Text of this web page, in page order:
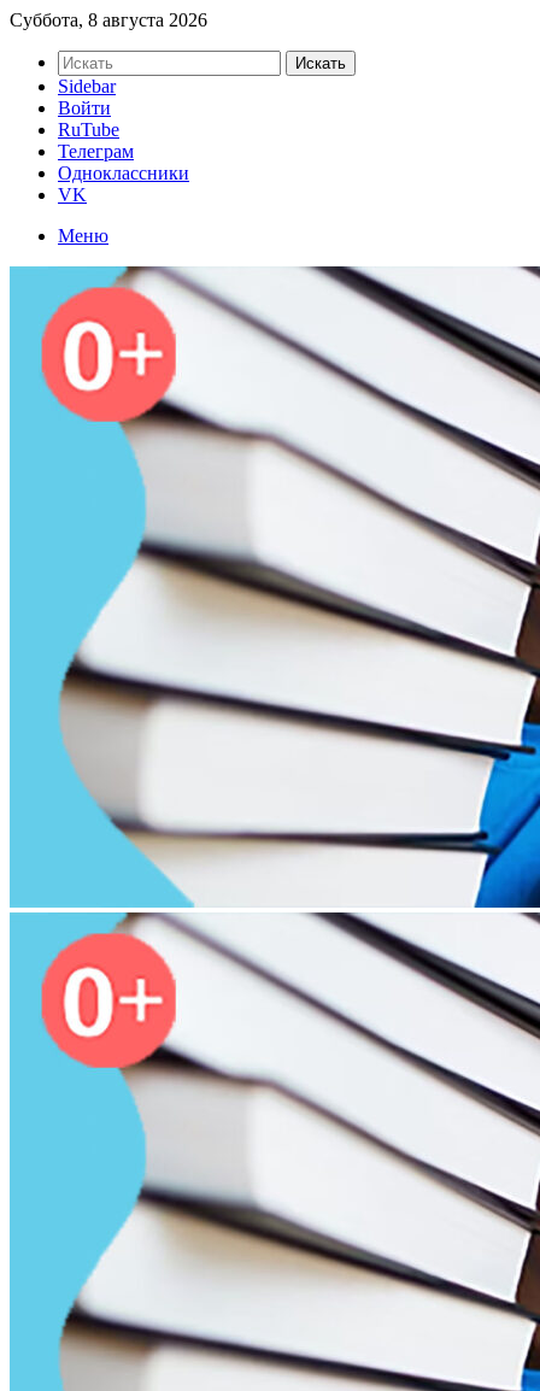
Суббота, 8 августа 2026
Искать
Sidebar
Войти
RuTube
Телеграм
Одноклассники
VK
Меню